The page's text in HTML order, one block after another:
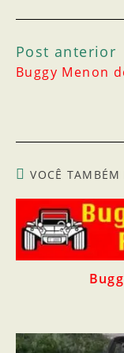
Post anterior
Buggy Menon
VOCÊ TAMBÉM